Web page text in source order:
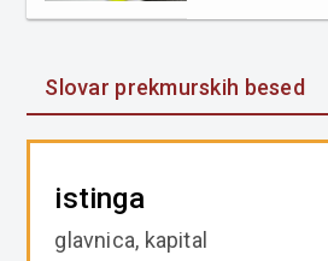
Slovar prekmurskih besed
istinga
glavnica, kapital